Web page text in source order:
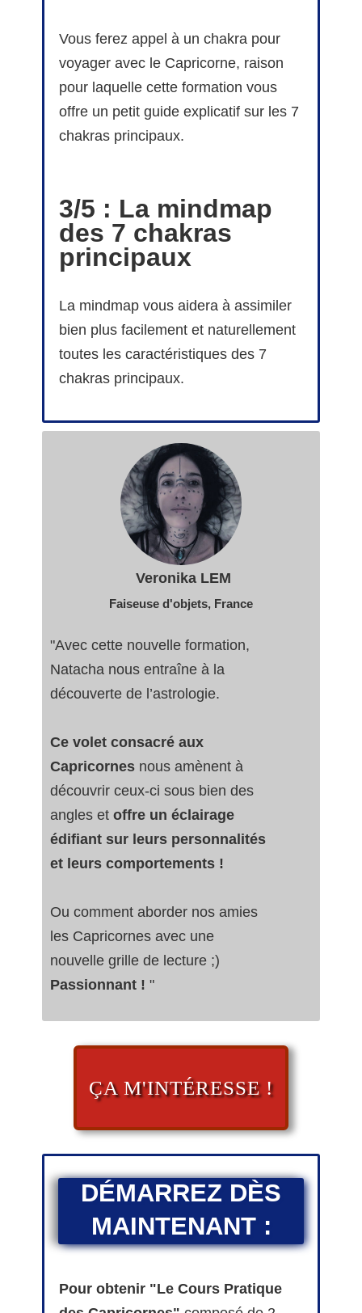
Vous ferez appel à un chakra pour
voyager avec le Capricorne, raison
pour laquelle cette formation vous
offre un petit guide explicatif sur les 7
chakras principaux.
3/5 : La mindmap
des 7 chakras
principaux
La mindmap vous aidera à assimiler
bien plus facilement et naturellement
toutes les caractéristiques des 7
chakras principaux.
Veronika LEM
Faiseuse d'objets, France
"Avec cette nouvelle formation,
Natacha nous entraîne à la
découverte de l’astrologie.
Ce volet consacré aux
Capricornes nous amènent à
découvrir ceux-ci sous bien des
angles et offre un éclairage
édifiant sur leurs personnalités
et leurs comportements !
Ou comment aborder nos amies
les Capricornes avec une
nouvelle grille de lecture ;)
Passionnant ! "
ÇA M'INTÉRESSE !
DÉMARREZ DÈS
MAINTENANT :
Pour obtenir "Le Cours Pratique